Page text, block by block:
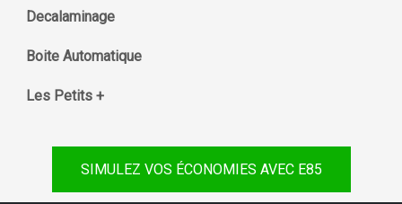
Decalaminage
Boite Automatique
Les Petits +
SIMULEZ VOS ÉCONOMIES AVEC E85